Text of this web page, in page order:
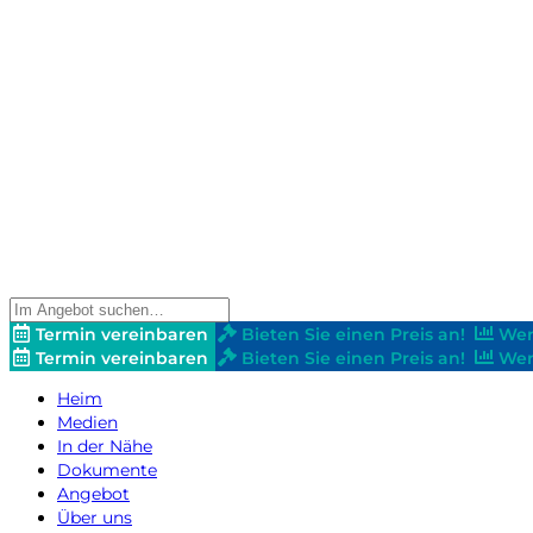
Termin vereinbaren Bieten Sie einen Preis an!
Termin vereinbaren
Bieten Sie einen Preis an!
Heim
Medien
In der Nähe
Dokumente
Angebot
Über uns